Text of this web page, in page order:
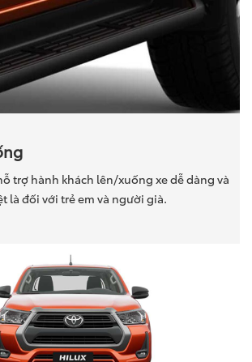
trợ hành khách lên/xuống xe dễ dàng và
là đối với trẻ em và người già.